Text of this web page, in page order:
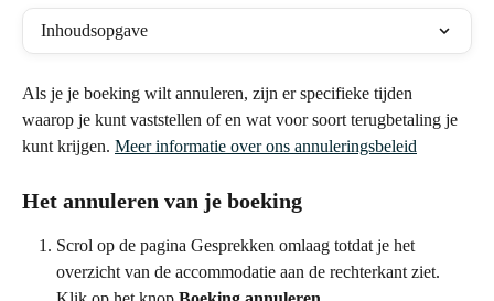
Inhoudsopgave
Als je je boeking wilt annuleren, zijn er specifieke tijden
waarop je kunt vaststellen of en wat voor soort terugbetaling je
kunt krijgen. Meer informatie over ons annuleringsbeleid
Het annuleren van je boeking
Scrol op de pagina Gesprekken omlaag totdat je het
overzicht van de accommodatie aan de rechterkant ziet.